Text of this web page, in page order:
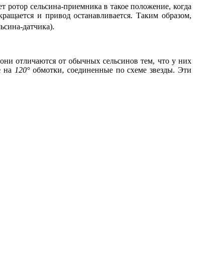
ротор сельсина-приемника в такое положение, когда
и привод останавливается. Таким образом,
датчика).
отличаются от обычных сельсинов тем, что у них
на120° обмотки, соединенные по схеме звезды. Эти